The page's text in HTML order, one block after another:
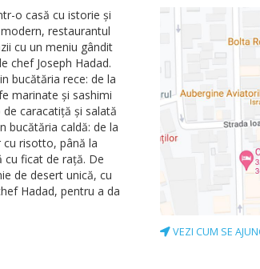
o casă cu istorie și
restaurantul
cu un meniu gândit
chef Joseph Hadad.
bucătăria rece: de la
marinate și sashimi
caracatiță și salată
bucătăria caldă: de la
cu risotto, până la
cu ficat de rață. De
de desert unică, cu
Hadad, pentru a da
VEZI CUM SE